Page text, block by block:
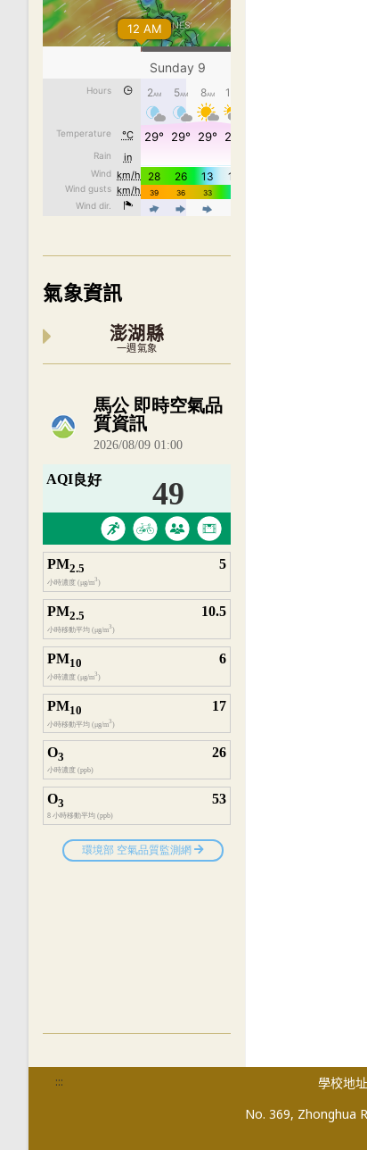
氣象資訊
澎湖縣
一週氣象
內嵌空氣品質小工具為視覺預覽，完整
::: 學校地
No. 369, Zhonghua